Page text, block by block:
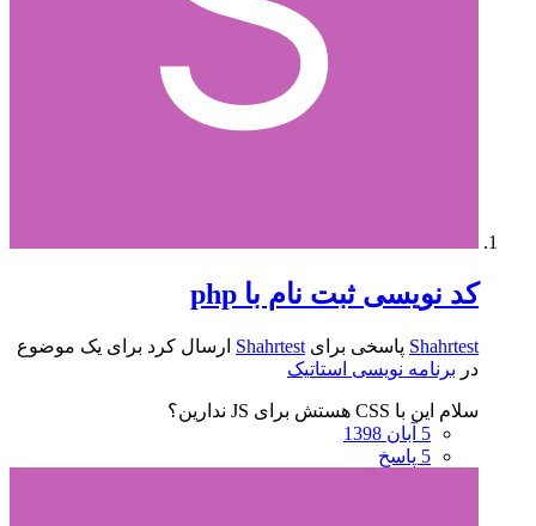
کد نویسی ثبت نام با php
Shahrtest پاسخی برای Shahrtest ارسال کرد برای یک موضوع
در برنامه نویسی استاتیک
سلام این با CSS هستش برای JS ندارین؟
5 آبان 1398
5 پاسخ